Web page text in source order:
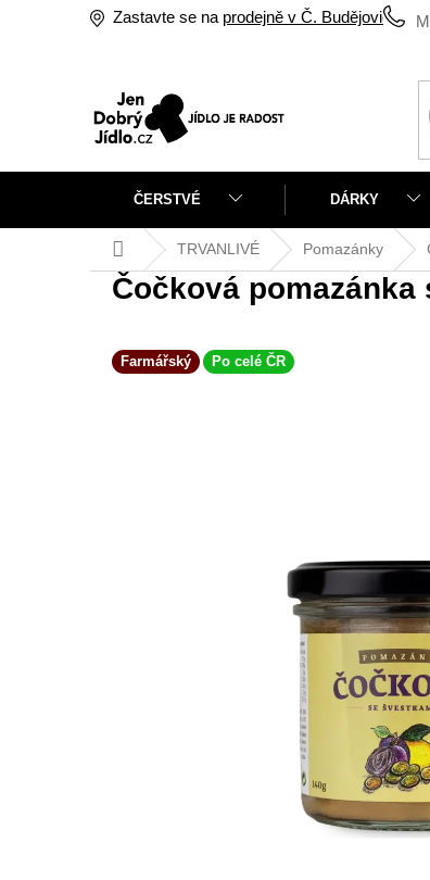
Zastavte se na prodejně v Č. Budějovicích
ČERSTVÉ DÁRKY
Domů TRVANLIVÉ Pomazánky
Čočková pomazánka
Farmářský Po celé ČR